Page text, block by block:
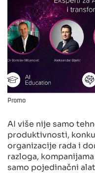
Promo
AI više nije samo
produktivnosti,
organizacije rada i
razloga,
samo pojedinačni